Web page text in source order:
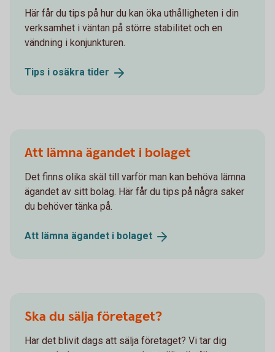
Här får du tips på hur du kan öka uthålligheten i din
verksamhet i väntan på större stabilitet och en
vändning i konjunkturen.
Tips i osäkra tider
Att lämna ägandet i bolaget
Det finns olika skäl till varför man kan behöva lämna
ägandet av sitt bolag. Här får du tips på några saker
du behöver tänka på.
Att lämna ägandet i bolaget
Ska du sälja företaget?
Har det blivit dags att sälja företaget? Vi tar dig